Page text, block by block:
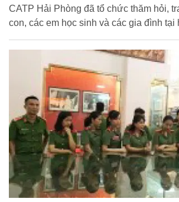
CATP Hải Phòng đã tổ chức thăm hỏi,
con, các em học sinh và các gia đình tại
lịch sử vừa qua.